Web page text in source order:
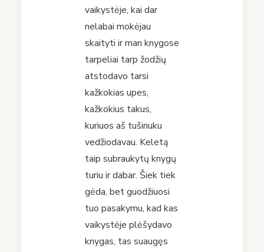
vaikystėje, kai dar
nelabai mokėjau
skaityti ir man knygose
tarpeliai tarp žodžių
atstodavo tarsi
kažkokias upes,
kažkokius takus,
kuriuos aš tušinuku
vedžiodavau. Keletą
taip subraukytų knygų
turiu ir dabar. Šiek tiek
gėda, bet guodžiuosi
tuo pasakymu, kad kas
vaikystėje plėšydavo
knygas, tas suaugęs